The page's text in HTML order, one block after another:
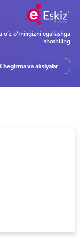
o‘z o‘rningizni egallashga
shoshiling
Chegirma va aksiyalar